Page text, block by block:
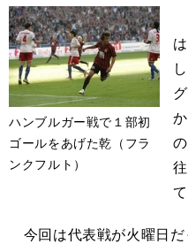
ハンブルガー戦で１部初
ゴールをあげた乾（フラ
ンクフルト）
今回は代表戦が火曜日だ